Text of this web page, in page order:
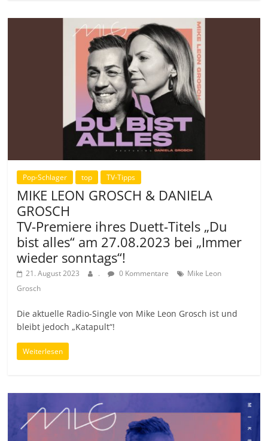
Pop-Schlager top TV-Tipps
MIKE LEON GROSCH & DANIELA
GROSCH
TV-Premiere ihres Duett-Titels „Du
bist alles“ am 27.08.2023 bei „Immer
wieder sonntags“!
21. August 2023 . 0 Kommentare
Mike Leon
Grosch
Die aktuelle Radio-Single von Mike Leon Grosch ist und
bleibt jedoch „Katapult“!
Weiterlesen